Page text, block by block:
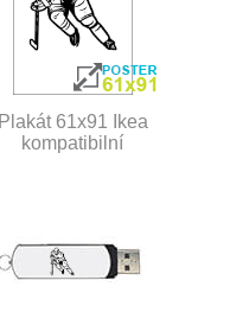
Plakát 61x91 Ikea
kompatibilní